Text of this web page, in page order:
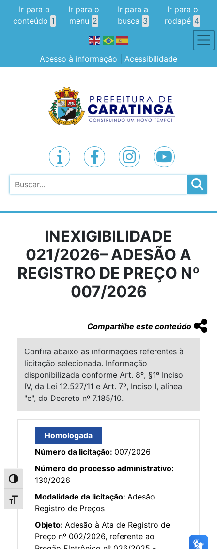
Alternar alto contraste
Alternar tamanho da fonte
Ir para o
conteúdo 1
Ir para o
menu 2
Ir para a
busca 3
Ir para o
rodapé 4
Acesso à informação Acessibilidade
Pesquisar
INEXIGIBILIDADE
021/2026– ADESÃO A
REGISTRO DE PREÇO Nº
007/2026
Compartilhe este conteúdo
Confira abaixo as informações referentes à
licitação selecionada. Informação
disponibilizada conforme Art. 8º, §1º Inciso
IV, da Lei 12.527/11 e Art. 7º, Inciso I, alínea
"e", do Decreto nº 7.185/10.
Homologada
Número da licitação: 007/2026
Número do processo administrativo:
130/2026
Modalidade da licitação: Adesão
Registro de Preços
Objeto: Adesão à Ata de Registro de
Preço nº 002/2026, referente ao